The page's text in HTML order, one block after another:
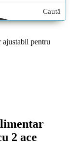
Caută
pentru
2 ace